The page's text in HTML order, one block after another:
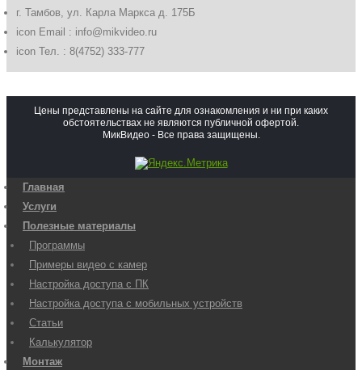
г. Тамбов, ул. Карла Маркса д. 175Б
icon Email : info@mikvideo.ru
icon Тел. : 8(4752) 333-777
Цены представлены на сайте для ознакомления и ни при каких
обстоятельствах не являются публичной офертой.
МикВидео - Все права защищены.
Главная
Услуги
Полезные материалы
Программы
Примеры видео с камер
Настройка доступа с ПК
Настройка доступа с мобильных устройств
Статьи
Калькулятор
Монтаж